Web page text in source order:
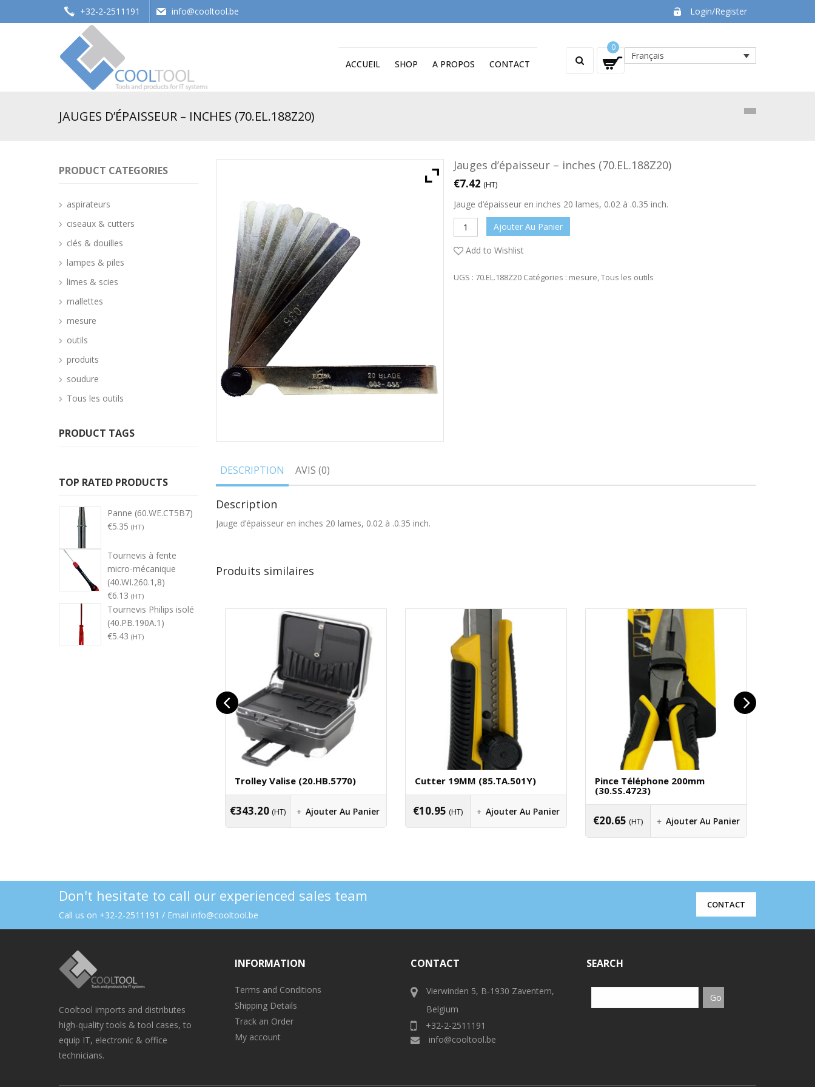
+32-2-2511191 info@cooltool.be Login/Register
Français
0
ACCUEIL SHOP A PROPOS CONTACT
JAUGES D’ÉPAISSEUR – INCHES (70.EL.188Z20)
Jauges d’épaisseur – inches (70.EL.188Z20)
€7.42 (HT)
Jauge d’épaisseur en inches 20 lames, 0.02 à .0.35 inch.
Ajouter Au Panier
Add to Wishlist
UGS : 70.EL.188Z20 Catégories : mesure,Tous les outils
DESCRIPTION AVIS (0)
Description
Jauge d’épaisseur en inches 20 lames, 0.02 à .0.35 inch.
Produits similaires
Trolley Valise (20.HB.5770)
€343.20 (HT) Ajouter Au Panier
Cutter 19MM (85.TA.501Y)
€10.95 (HT) Ajouter Au Panier
Pince Téléphone 200mm
(30.SS.4723)
€20.65 (HT) Ajouter Au Panier
PRODUCT CATEGORIES
aspirateurs
ciseaux & cutters
clés & douilles
lampes & piles
limes & scies
mallettes
mesure
outils
produits
soudure
Tous les outils
PRODUCT TAGS
TOP RATED PRODUCTS
Panne (60.WE.CT5B7)
€5.35 (HT)
Tournevis à fente
micro-mécanique
(40.WI.260.1,8)
€6.13 (HT)
Tournevis Philips isolé
(40.PB.190A.1)
€5.43 (HT)
Don't hesitate to call our experienced sales team
Call us on +32-2-2511191 / Email info@cooltool.be
CONTACT
Cooltool imports and distributes
high-quality tools & tool cases, to
equip IT, electronic & office
technicians.
INFORMATION
Terms and Conditions
Shipping Details
Track an Order
My account
CONTACT
Vierwinden 5, B-1930 Zaventem,
Belgium
+32-2-2511191
info@cooltool.be
SEARCH